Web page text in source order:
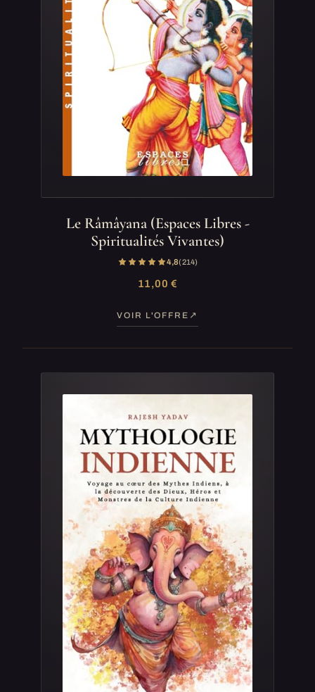
Le Râmâyana (Espaces Libres -
Spiritualités Vivantes)
4,8(214)
11,00 €
VOIR L'OFFRE